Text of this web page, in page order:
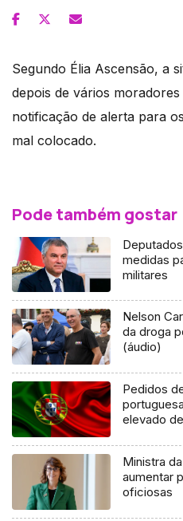
Segundo Élia Ascensão, a
depois de vários
notificação de alerta para
mal colocado.
Pode também gostar
medidas
militares
Nelson
da droga
(áudio)
Pedidos
elevado
Ministra
aumentar
oficiosas